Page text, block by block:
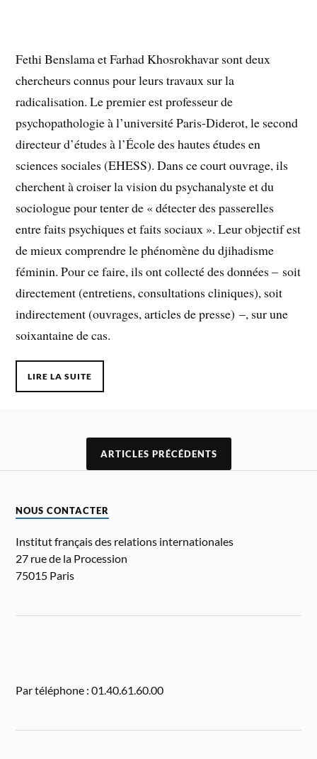
Fethi Benslama et Farhad Khosrokhavar sont deux
chercheurs connus pour leurs travaux sur la
radicalisation. Le premier est professeur de
psychopathologie à l’université Paris-Diderot, le second
directeur d’études à l’École des hautes études en
sciences sociales (EHESS). Dans ce court ouvrage, ils
cherchent à croiser la vision du psychanalyste et du
sociologue pour tenter de « détecter des passerelles
entre faits psychiques et faits sociaux ». Leur objectif est
de mieux comprendre le phénomène du djihadisme
féminin. Pour ce faire, ils ont collecté des données – soit
directement (entretiens, consultations cliniques), soit
indirectement (ouvrages, articles de presse) –, sur une
soixantaine de cas.
LIRE LA SUITE
ARTICLES PRÉCÉDENTS
NOUS CONTACTER
Institut français des relations internationales
27 rue de la Procession
75015 Paris
Par téléphone : 01.40.61.60.00